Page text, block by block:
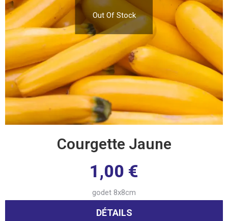
Out Of Stock
Courgette Jaune
1,00 €
godet 8x8cm
DÉTAILS